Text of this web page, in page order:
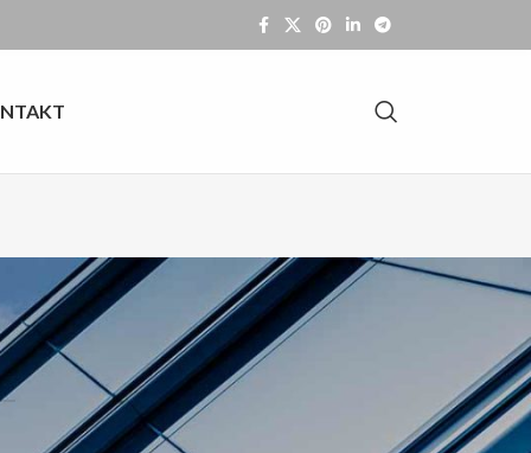
OFERTA
Daszki szklane
Balustrady szklane